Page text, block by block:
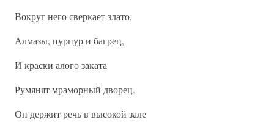
Вокруг него сверкает злато,
Алмазы, пурпур и багрец,
И краски алого заката
Румянят мраморный дворец.
Он держит речь в высокой зале